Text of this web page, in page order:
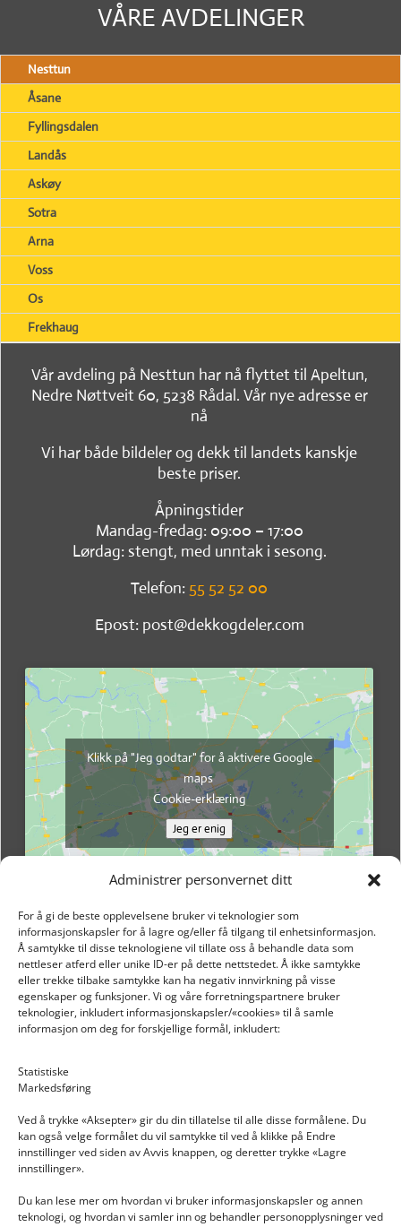
Administrer personvernet ditt
For å gi de beste opplevelsene bruker vi teknologier som
informasjonskapsler for å lagre og/eller få tilgang til enhetsinformasjon.
Å samtykke til disse teknologiene vil tillate oss å behandle data som
nettleser atferd eller unike ID-er på dette nettstedet. Å ikke samtykke
eller trekke tilbake samtykke kan ha negativ innvirkning på visse
egenskaper og funksjoner. Vi og våre forretningspartnere bruker
teknologier, inkludert informasjonskapsler/«cookies» til å samle
informasjon om deg for forskjellige formål, inkludert:
Statistiske
Markedsføring
Ved å trykke «Aksepter» gir du din tillatelse til alle disse formålene. Du
kan også velge formålet du vil samtykke til ved å klikke på Endre
innstillinger ved siden av Avvis knappen, og deretter trykke «Lagre
innstillinger».
Du kan lese mer om hvordan vi bruker informasjonskapsler og annen
teknologi, og hvordan vi samler inn og behandler personopplysninger ved
VÅRE AVDELINGER
Nesttun
Åsane
Fyllingsdalen
Landås
Askøy
Sotra
Arna
Voss
Os
Frekhaug
Vår avdeling på Nesttun har nå flyttet til Apeltun,
Nedre Nøttveit 60, 5238 Rådal. Vår nye adresse er
nå
Vi har både bildeler og dekk til landets kanskje
beste priser.
Åpningstider
Mandag-fredag: 09:00 – 17:00
Lørdag: stengt, med unntak i sesong.
Telefon: 55 52 52 00
Epost: post@dekkogdeler.com
Klikk på "Jeg godtar" for å aktivere Google
maps
Cookie-erklæring
Jeg er enig
INFORMASJON